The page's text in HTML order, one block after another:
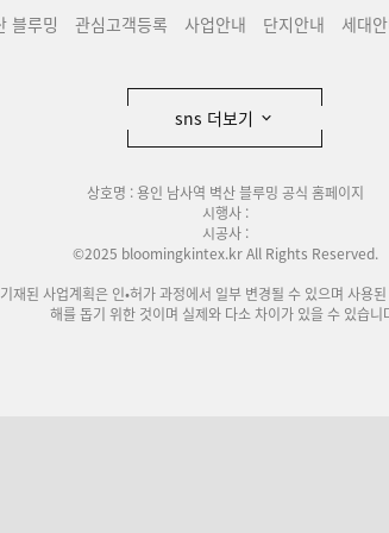
블루밍 관심고객등록 사업안내 단지안내 세대
sns 더보기
상호명 : 용인 남사역 벽산 블루밍 공식 홈페이지
시행사 :
시공사 :
©2025 bloomingkintex.kr All Rights Reserved.
재된 사업계획은 인•허가 과정에서 일부 변경될 수 있으며 사용
해를 돕기 위한 것이며 실제와 다소 차이가 있을 수 있습니